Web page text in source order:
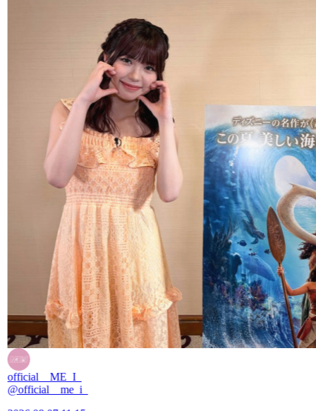
official__ME_I_
@official__me_i_